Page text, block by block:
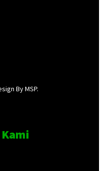
By MSP.